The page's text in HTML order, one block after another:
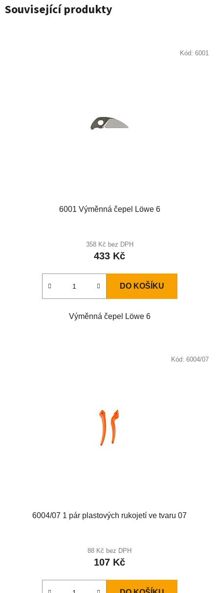
Související produkty
6001 Výměnná čepel Löwe 6
358 Kč bez DPH
433 Kč
DO KOŠÍKU
Výměnná čepel Löwe 6
Kód: 6001
6004/07 1 pár plastových rukojetí ve tvaru 07
88 Kč bez DPH
107 Kč
Kód: 6004/07